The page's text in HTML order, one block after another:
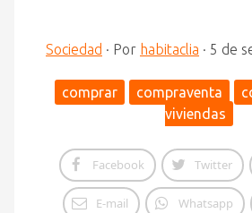
Sociedad · Por habitaclia · 5 de
comprar compraventa
viviendas
Facebook Twitter
E-mail Whatsapp